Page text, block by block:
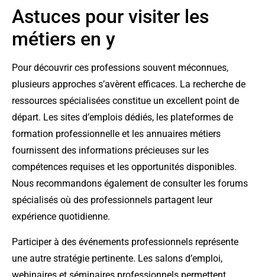
Astuces pour visiter les
métiers en y
Pour découvrir ces professions souvent méconnues,
plusieurs approches s’avèrent efficaces. La recherche de
ressources spécialisées constitue un excellent point de
départ. Les sites d’emplois dédiés, les plateformes de
formation professionnelle et les annuaires métiers
fournissent des informations précieuses sur les
compétences requises et les opportunités disponibles.
Nous recommandons également de consulter les forums
spécialisés où des professionnels partagent leur
expérience quotidienne.
Participer à des événements professionnels représente
une autre stratégie pertinente. Les salons d’emploi,
webinaires et séminaires professionnels permettent